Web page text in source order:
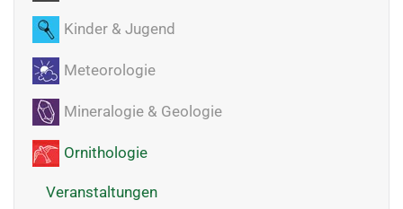
Kinder & Jugend
Meteorologie
Mineralogie & Geologie
Ornithologie
Veranstaltungen